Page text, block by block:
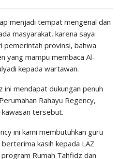
menjadi tempat mengenal dan
masyarakat, karena saya
pemerintah provinsi, bahwa
yang mampu membaca Al-
kepada wartawan.
ini mendapat dukungan penuh
Rahayu Regency,
tersebut.
ini kami membutuhkan guru
kasih kepada LAZ
Rumah Tahfidz dan